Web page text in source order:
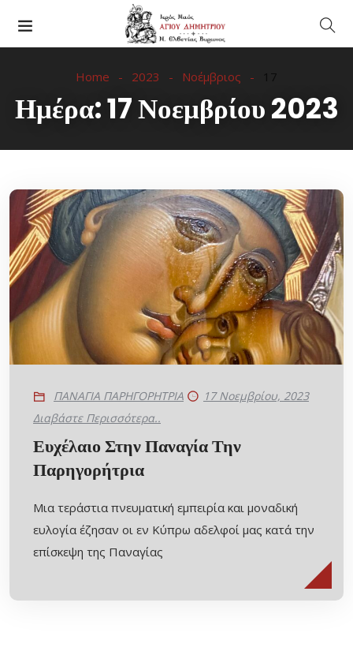
Home 2023 Νοέμβριος 17
Ημέρα:17 Νοεμβρίου 2023
ΠΑΝΑΓΙΑ ΠΑΡΗΓΟΡΗΤΡΙΑ
17 Νοεμβρίου, 2023
Διαβάστε Περισσότερα..
Ευχέλαιο Στην Παναγία Την
Παρηγορήτρια
Μια τεράστια πνευματική εμπειρία και μοναδική
ευλογία έζησαν οι εν Κύπρω αδελφοί μας κατά την
επίσκεψη της Παναγίας